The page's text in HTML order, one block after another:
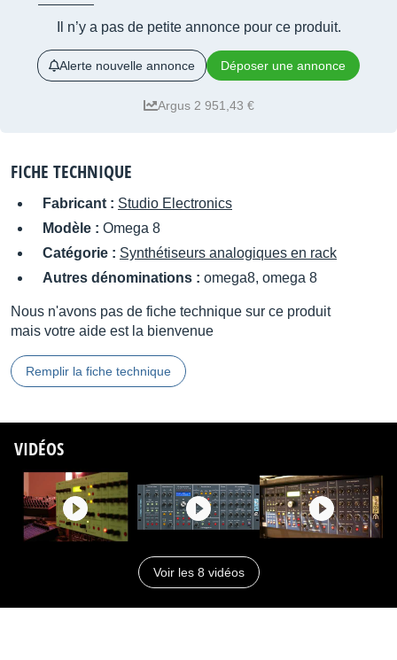
Il n’y a pas de petite annonce pour ce produit.
Alerte nouvelle annonce Déposer une annonce
Argus 2 951,43 €
FICHE TECHNIQUE
Fabricant : Studio Electronics
Modèle : Omega 8
Catégorie : Synthétiseurs analogiques en rack
Autres dénominations : omega8, omega 8
Nous n'avons pas de fiche technique sur ce produit
mais votre aide est la bienvenue
Remplir la fiche technique
VIDÉOS
Voir les 8 vidéos